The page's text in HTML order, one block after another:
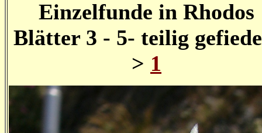
Einzelfunde in Rhodos
Blätter 3 - 5- teilig
> 1